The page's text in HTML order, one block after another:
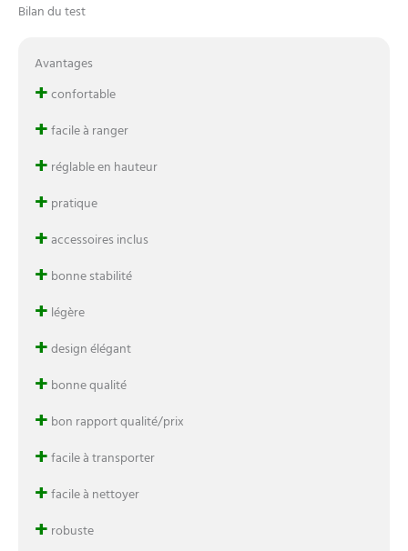
Bilan du test
Avantages
+confortable
+facile à ranger
+ réglable en hauteur
+ pratique
+accessoires inclus
+ bonne stabilité
+ légère
+design élégant
+ bonne qualité
+ bon rapport qualité/prix
+facile à transporter
+facile à nettoyer
+ robuste